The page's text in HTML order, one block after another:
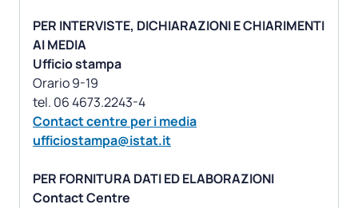
PER INTERVISTE, DICHIARAZIONI E CHIARIMENTI
AI MEDIA
Ufficio stampa
Orario 9-19
Contact centre per i media
ufficiostampa@istat.it
PER FORNITURA DATI ED ELABORAZIONI
Contact Centre